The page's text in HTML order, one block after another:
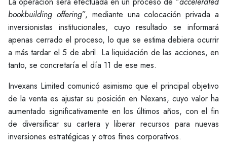
bookbuilding offering”, mediante una colocación privada a
inversionistas institucionales, cuyo resultado se informará
apenas cerrado el proceso, lo que se estima debiera ocurrir
a más tardar el 5 de abril. La liquidación de las acciones, en
tanto, se concretaría el día 11 de ese mes.
Invexans Limited comunicó asimismo que el principal objetivo
de la venta es ajustar su posición en Nexans, cuyo valor ha
aumentado significativamente en los últimos años, con el fin
de diversificar su cartera y liberar recursos para nuevas
inversiones estratégicas y otros fines corporativos.